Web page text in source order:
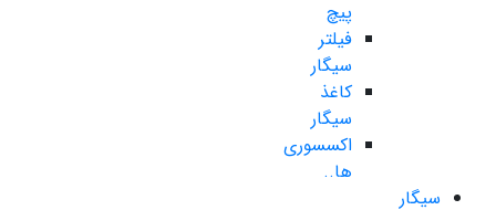
پیچ
فیلتر
سیگار
کاغذ
سیگار
اکسسوری
ها..
سیگار